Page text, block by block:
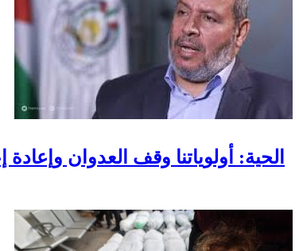
الحية: أولوياتنا وقف العدوان